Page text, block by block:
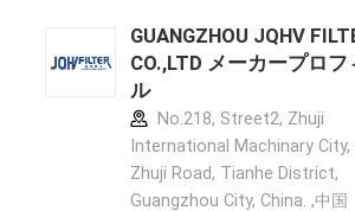
GUANGZHOU JQHV
CO.,LTD メーカープロフ
ル
No.218, Street2, Zhuji
International Machinary City,
Zhuji Road, Tianhe District,
Guangzhou City, China. ,中国